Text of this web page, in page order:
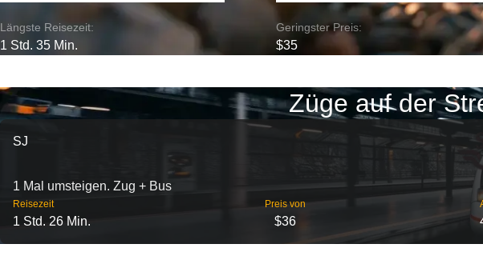
Längste Reisezeit:
1 Std. 35 Min.
Geringster Preis:
$35
Züge auf der
SJ
1 Mal umsteigen. Zug + Bus
Reisezeit
1 Std. 26 Min.
Preis von
$36